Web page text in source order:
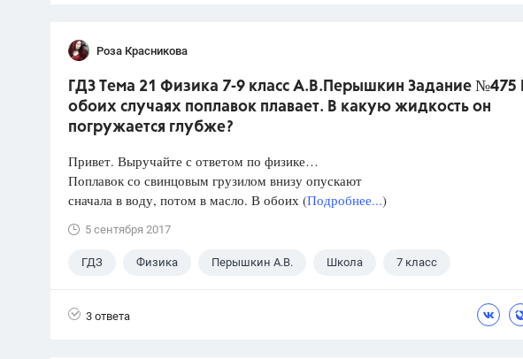
Роза Красникова
ГДЗ Тема 21 Физика 7-9 класс А.В.Перышкин Задание №475
обоих случаях поплавок плавает. В какую жидкость он
погружается глубже?
Привет. Выручайте с ответом по физике…
Поплавок со свинцовым грузилом внизу опускают
сначала в воду, потом в масло. В обоих (Подробнее...)
5 сентября 2017
ГДЗ Физика Перышкин А.В. Школа 7 класс
3 ответа